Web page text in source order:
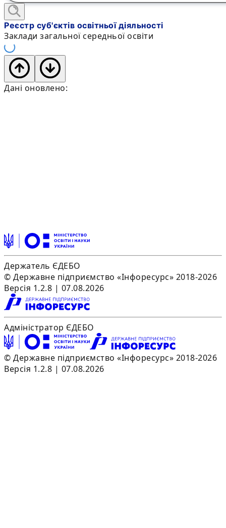
Реєстр суб'єктів освітньої діяльності
Заклади загальної середньої освіти
Дані оновлено:
Держатель ЄДЕБО
© Державне підприємство «Інфоресурс» 2018-2026
Версія 1.2.8 | 07.08.2026
Адміністратор ЄДЕБО
© Державне підприємство «Інфоресурс» 2018-2026
Версія 1.2.8 | 07.08.2026